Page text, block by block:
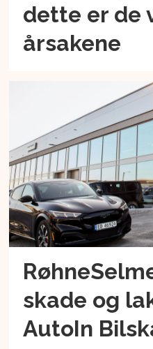
dette er de
årsakene
skade og
AutoIn